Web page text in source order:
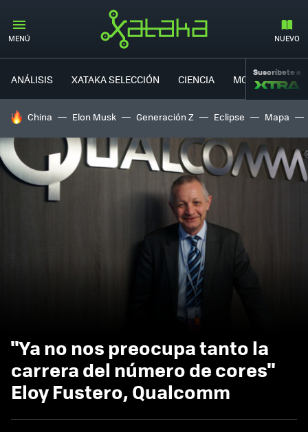
MENÚ NUEVO
ANÁLISIS XATAKA SELECCIÓN CIENCIA MOVILIDAD
Suscríbete a
HOY SE HABLA DE
China Elon Musk Generación Z Eclipse Mapa
"Ya no nos preocupa tanto la
carrera del número de cores"
Eloy Fustero, Qualcomm